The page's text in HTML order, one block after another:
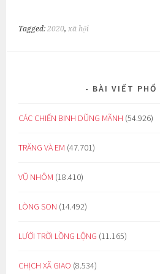
Tagged:2020,xã hội
BÀI VIẾT PHỔ
CÁC CHIẾN BINH DŨNG MÃNH (54.926)
TRĂNG VÀ EM (47.701)
VŨ NHÔM (18.410)
LÒNG SON (14.492)
LƯỚI TRỜI LỒNG LỘNG (11.165)
CHỊCH XÃ GIAO (8.534)